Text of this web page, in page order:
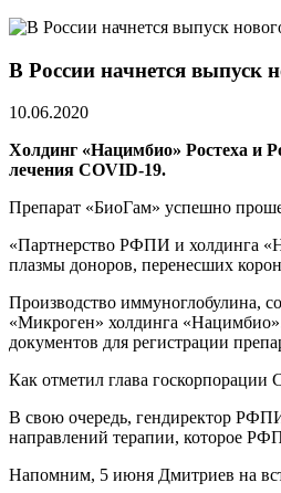
В России начнется выпуск
10.06.2020
Холдинг «Нацимбио» Ростеха и
лечения COVID-19.
Препарат «БиоГам» успешно
«Партнерство РФПИ и холдинга
плазмы доноров, перенесших
Производство иммуноглобулина,
«Микроген» холдинга
документов для регистрации
Как отметил глава
В свою очередь, гендиректор
направлений терапии, которое
Напомним, 5 июня Дмитриев на